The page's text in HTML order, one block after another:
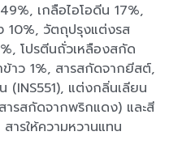
เกลือไอโอดีน 17%,
10%, วัตถุปรุงแต่งรส
โปรตีนถั่วเหลืองสกัด
ข้าว 1%, สารสกัดจากยีสต์,
(INS551), แต่งกลิ่นเลียน
ารสกัดจากพริกแดง) และสี
สารให้ความหวานแทน